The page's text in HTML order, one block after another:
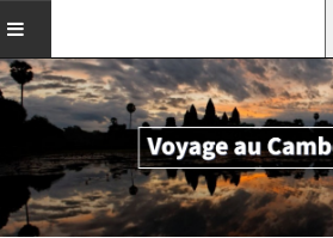
ACCUEIL
VOYAGES EN CHINE
VOYAGES EN ASIE